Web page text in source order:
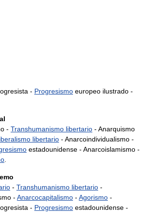
- Progresismo europeo ilustrado -
- Transhumanismo libertario - Anarquismo
libertario - Anarcoindividualismo -
estadounidense - Anarcoislamismo -
- Transhumanismo libertario -
- Anarcocapitalismo - Agorismo -
- Progresismo estadounidense -